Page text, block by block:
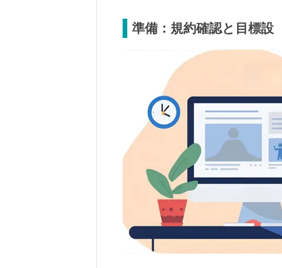
準備：規約確認と目標設